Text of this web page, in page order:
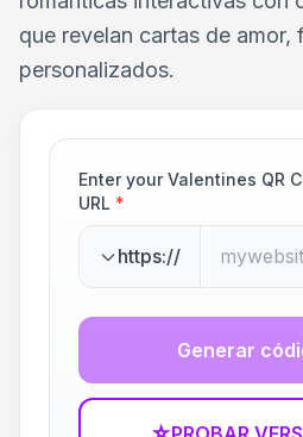
que revelan cartas de amor,
personalizados.
Enter your Valentines QR
URL *
https://
Generar